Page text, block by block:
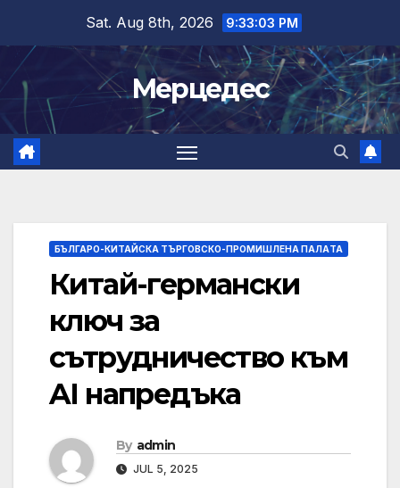
content
Sat. Aug 8th, 2026 9:33:04 PM
Мерцедес
БЪЛГАРО-КИТАЙСКА ТЪРГОВСКО-ПРОМИШЛЕНА ПАЛAТА
Китай-германски
ключ за
сътрудничество към
AI напредъка
By admin
JUL 5, 2025